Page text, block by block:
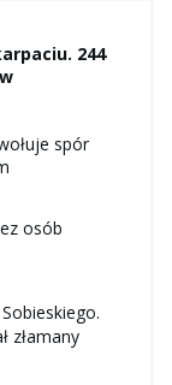
244
spór
osób
złamany